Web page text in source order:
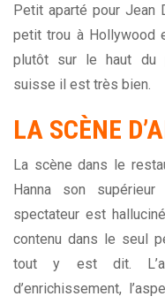
Petit aparté pour Jean
petit trou à Hollywood
plutôt sur le haut du
suisse il est très bien.
LA SCÈNE
La scène dans le
Hanna son
spectateur est
contenu dans le seul
tout y est dit.
d’enrichissement,